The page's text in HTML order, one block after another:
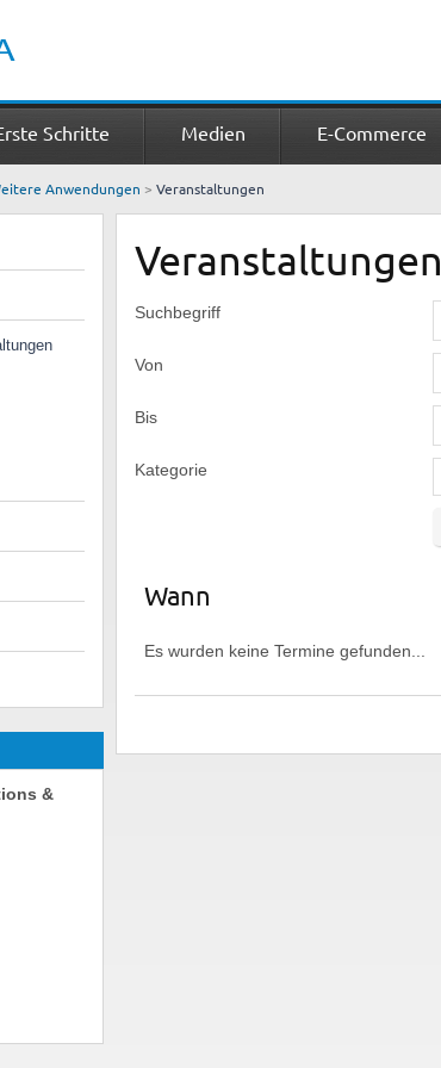
Schritte Medien E-Commerce
Anwendungen > Veranstaltungen
&
Veranstaltungen
Suchbegriff
Von
Bis
Kategorie
Wann
Es wurden keine Termine gefunden...